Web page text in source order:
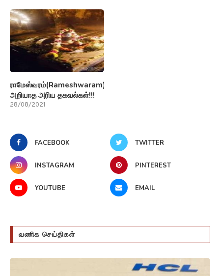
ராமேஸ்வரம்(Rameshwaram)பற்றி
அறியாத அரிய தகவல்கள்!!!
28/08/2021
FACEBOOK TWITTER
INSTAGRAM PINTEREST
YOUTUBE EMAIL
வணிக செய்திகள்